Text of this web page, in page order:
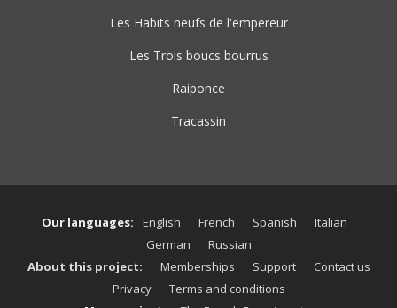
Les Habits neufs de l'empereur
Les Trois boucs bourrus
Raiponce
Tracassin
Our languages: English French Spanish
Italian
German
Russian
About this project:
Memberships Support
Contact us
Privacy
Terms and conditions